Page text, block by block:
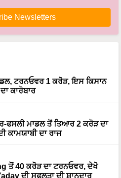
Newsletters
ਟਰਨਓਵਰ 1 ਕਰੋੜ, ਇਸ ਕਿਸਾਨ
ਕਾਰੋਬਾਰ
ਫਸਲੀ ਮਾਡਲ ਤੋਂ ਤਿਆਰ 2 ਕਰੋੜ ਦਾ
ਕਾਮਯਾਬੀ ਦਾ ਰਾਜ
ਤੋਂ 40 ਕਰੋੜ ਦਾ ਟਰਨਓਵਰ, ਦੇਖੋ
ਦੀ ਸਫਲਤਾ ਦੀ ਸ਼ਾਨਦਾਰ